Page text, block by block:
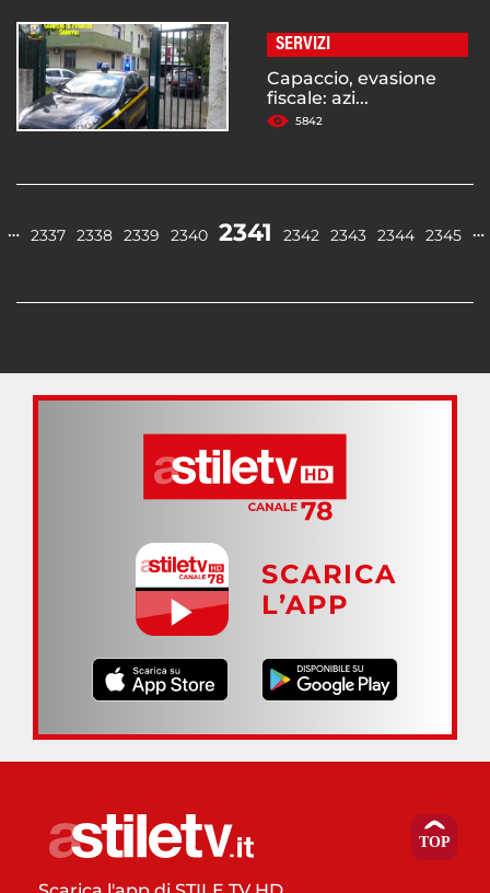
SERVIZI
Capaccio, evasione
fiscale: azi...
5842
… 2337 2338 2339 2340 2341 2342 2343 2344 2345 …
SCARICA
L’APP